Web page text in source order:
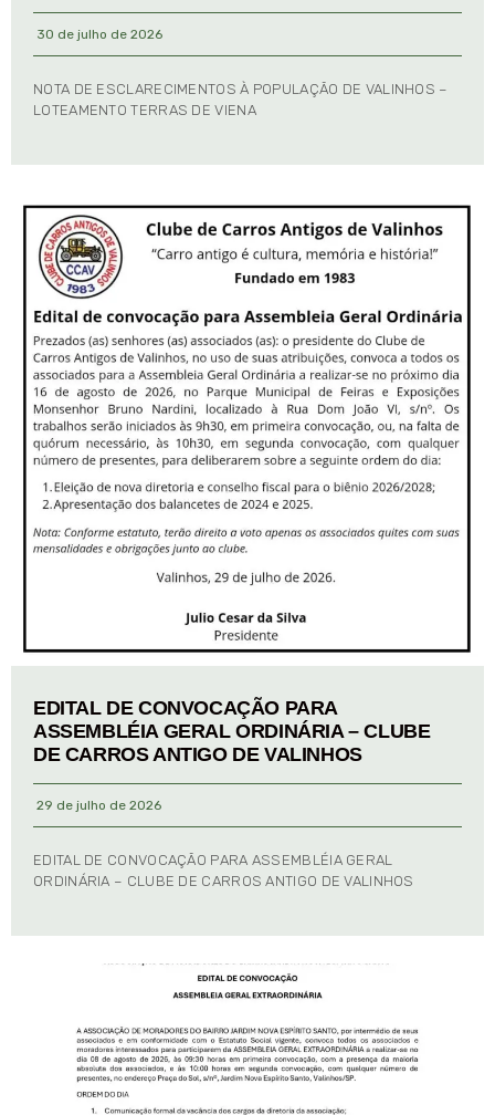
30 de julho de 2026
NOTA DE ESCLARECIMENTOS À POPULAÇÃO DE VALINHOS –
LOTEAMENTO TERRAS DE VIENA
EDITAL DE CONVOCAÇÃO PARA
ASSEMBLÉIA GERAL ORDINÁRIA – CLUBE
DE CARROS ANTIGO DE VALINHOS
29 de julho de 2026
EDITAL DE CONVOCAÇÃO PARA ASSEMBLÉIA GERAL
ORDINÁRIA – CLUBE DE CARROS ANTIGO DE VALINHOS